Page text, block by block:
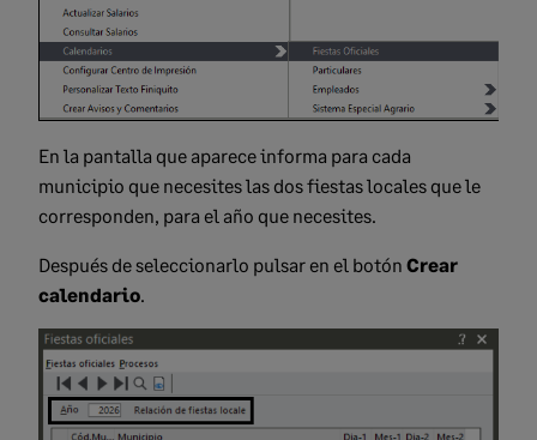
En la pantalla que aparece informa para cada
municipio que necesites las dos fiestas locales que le
corresponden, para el año que necesites.
Después de seleccionarlo pulsar en el botón Crear
calendario